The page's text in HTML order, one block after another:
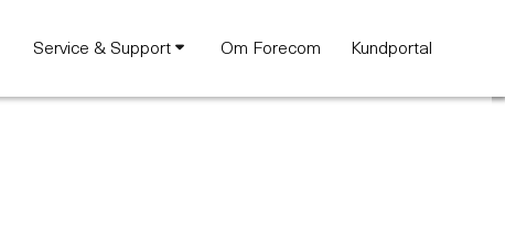
Service & Support Om Forecom Kundportal